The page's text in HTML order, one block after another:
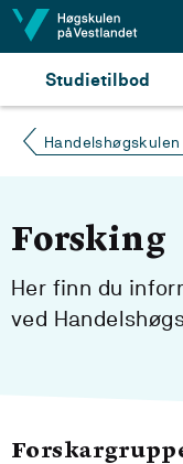
Hopp til innhald
Studietilbod
Handelshøgskulen
Forsking
Her finn du
ved